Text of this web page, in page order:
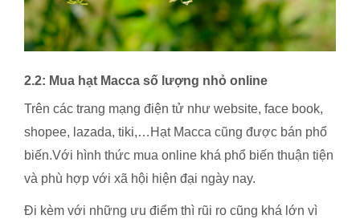
2.2: Mua hạt Macca số lượng nhỏ online
Trên các trang mạng điện tử như website, face book,
shopee, lazada, tiki,…Hạt Macca cũng được bán phổ
biến.Với hình thức mua online khá phổ biến thuận tiện
và phù hợp với xã hội hiện đại ngày nay.
Đi kèm với những ưu điểm thì rũi ro cũng khá lớn vì